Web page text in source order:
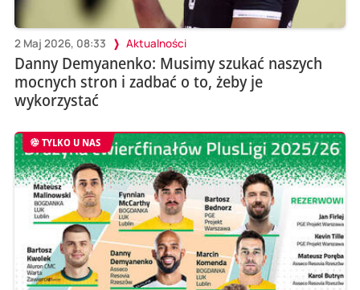
2 Maj 2026, 08:33 Aktualności
Danny Demyanenko: Musimy szukać naszych
mocnych stron i zadbać o to, żeby je
wykorzystać
TYLKO U NAS